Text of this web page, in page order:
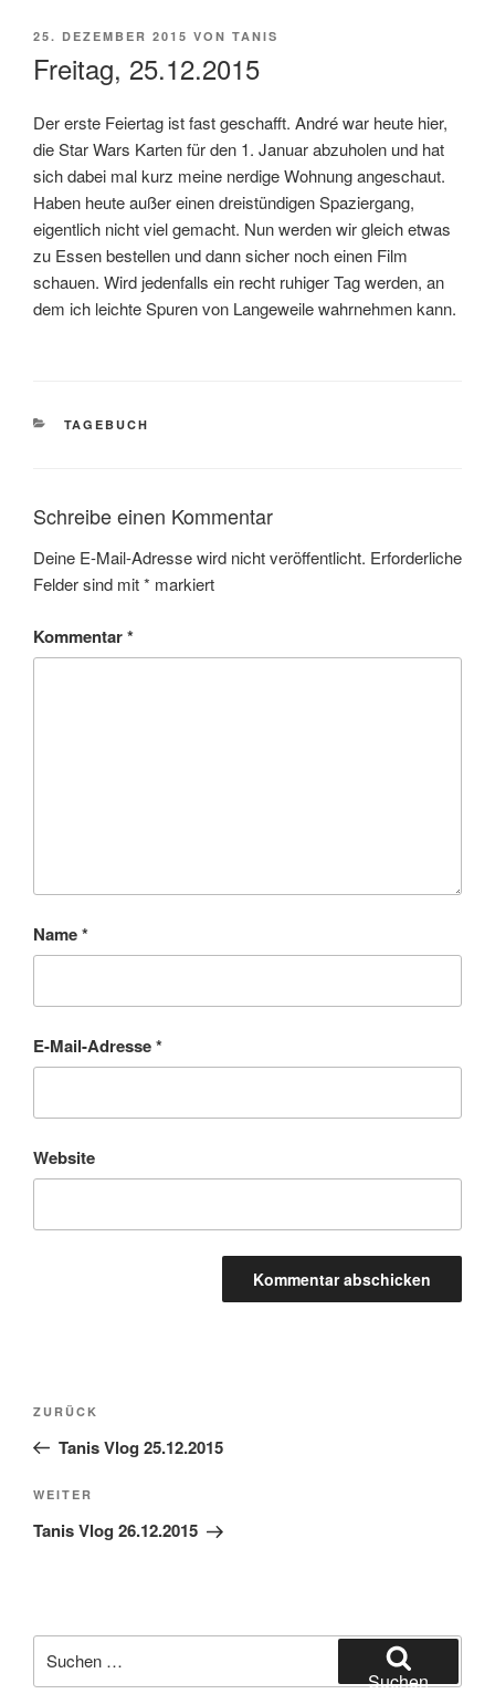
VERÖFFENTLICHT
25. DEZEMBER 2015 VON TANIS
Freitag, 25.12.2015
Der erste Feiertag ist fast geschafft. André war heute hier,
die Star Wars Karten für den 1. Januar abzuholen und hat
sich dabei mal kurz meine nerdige Wohnung angeschaut.
Haben heute außer einen dreistündigen Spaziergang,
eigentlich nicht viel gemacht. Nun werden wir gleich etwas
zu Essen bestellen und dann sicher noch einen Film
schauen. Wird jedenfalls ein recht ruhiger Tag werden, an
dem ich leichte Spuren von Langeweile wahrnehmen kann.
KATEGORIEN
TAGEBUCH
Schreibe einen Kommentar
Deine E-Mail-Adresse wird nicht veröffentlicht. Erforderliche
Felder sind mit* markiert
Kommentar*
Name*
E-Mail-Adresse*
Website
Beitragsnavigation
Vorheriger
Beitrag
ZURÜCK
Tanis Vlog 25.12.2015
Nächster
Beitrag
WEITER
Tanis Vlog 26.12.2015
nach:
Suchen